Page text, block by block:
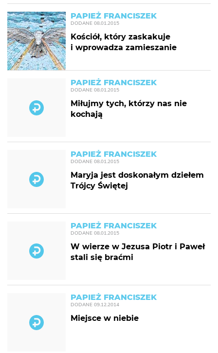
PAPIEŻ FRANCISZEK
DODANE 08.01.2015
Kościół, który zaskakuje
i wprowadza zamieszanie
PAPIEŻ FRANCISZEK
DODANE 08.01.2015
Miłujmy tych, którzy nas nie
kochają
PAPIEŻ FRANCISZEK
DODANE 08.01.2015
Maryja jest doskonałym dziełem
Trójcy Świętej
PAPIEŻ FRANCISZEK
DODANE 08.01.2015
W wierze w Jezusa Piotr i Paweł
stali się braćmi
PAPIEŻ FRANCISZEK
DODANE 09.12.2014
Miejsce w niebie